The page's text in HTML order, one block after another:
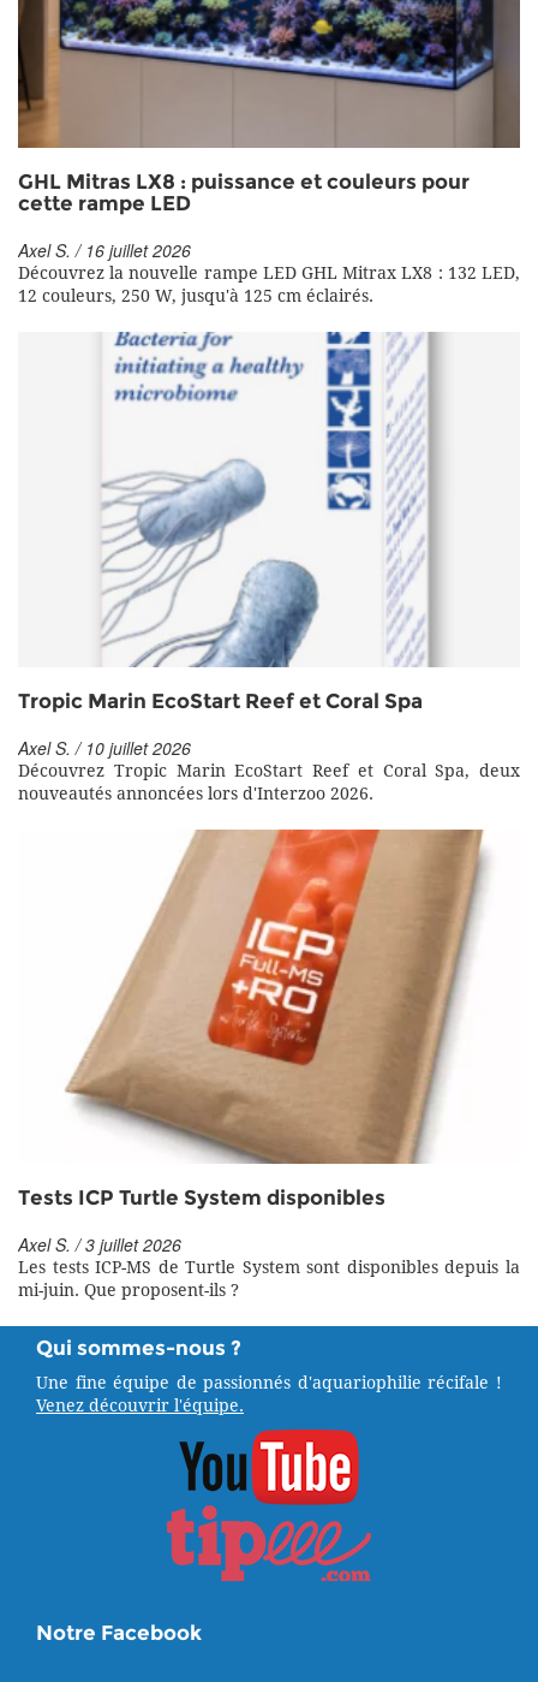
GHL Mitras LX8 : puissance et couleurs pour
cette rampe LED
Axel S. / 16 juillet 2026
Découvrez la nouvelle rampe LED GHL Mitrax LX8 : 132 LED,
12 couleurs, 250 W, jusqu'à 125 cm éclairés.
Tropic Marin EcoStart Reef et Coral Spa
Axel S. / 10 juillet 2026
Découvrez Tropic Marin EcoStart Reef et Coral Spa, deux
nouveautés annoncées lors d'Interzoo 2026.
Tests ICP Turtle System disponibles
Axel S. / 3 juillet 2026
Les tests ICP-MS de Turtle System sont disponibles depuis la
mi-juin. Que proposent-ils ?
Qui sommes-nous ?
Une fine équipe de passionnés d'aquariophilie récifale !
Venez découvrir l'équipe.
Notre Facebook